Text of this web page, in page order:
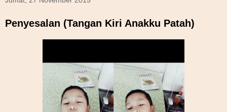
Penyesalan (Tangan Kiri Anakku Patah)